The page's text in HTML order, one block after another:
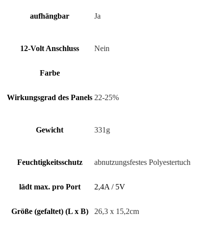
auf­häng­bar Ja
12-Volt Anschluss Nein
Farbe
Wir­kungs­grad des Panels 22-25%
Gewicht 331g
Feuch­tig­keits­schutz abnutzungsfestes Po­ly­es­ter­tuch
lädt max. pro Port 2,4A / 5V
Größe (gefaltet) (L x B) 26,3 x 15,2cm